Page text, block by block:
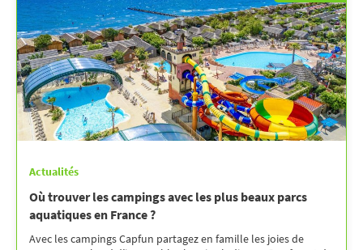
Actualités
Où trouver les campings avec les plus beaux parcs
aquatiques en France ?
Avec les campings Capfun partagez en famille les joies de